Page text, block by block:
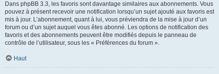
Dans phpBB 3.3, les favoris sont davantage similaires aux abonnements. Vous
pouvez à présent recevoir une notification lorsqu’un sujet ajouté aux favoris est
mis à jour. L’abonnement, quant à lui, vous préviendra de la mise à jour d’un
forum ou d’un sujet auquel vous êtes abonné. Les options de notification des
favoris et des abonnements peuvent être modifiés depuis le panneau de
contrôle de l’utilisateur, sous les « Préférences du forum ».
Haut